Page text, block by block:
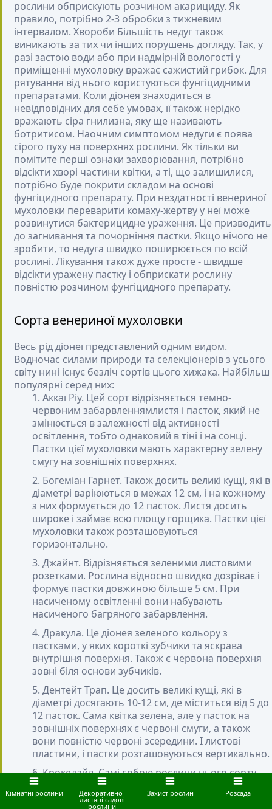
рослини обприскують розчином акарициду. Як
правило, потрібно 2-3 обробки з тижневим
інтервалом. Хвороби Більшість недуг також
виникають за тих чи інших порушень догляду. Так, у
разі застою води або при надмірній вологості у
приміщенні мухоловку вражає сажистий грибок. Для
рятування від нього користуються фунгіцидними
препаратами. Коли діонея знаходиться в
невідповідних для себе умовах, її також нерідко
вражають сіра гнилизна, яку ще називають
ботритисом. Наочним симптомом недуги є поява
сірого пуху на поверхнях рослини. Як тільки ви
помітите перші ознаки захворювання, потрібно
відсікти хворі частини квітки, а ті, що залишилися,
потрібно буде покрити складом на основі
фунгіцидного препарату. При нездатності венериної
мухоловки переварити комаху-жертву у неї може
розвинутися бактерицидне ураження. Це призводить
до загнивання та почорніння пастки. Якщо нічого не
зробити, то недуга швидко поширюється по всій
рослині. Лікування також дуже просте - швидше
відсікти уражену пастку і обприскати рослину
повністю розчином фунгіцидного препарату.
Сорта венериної мухоловки
Весь рід діонеї представлений одним видом.
Водночас силами природи та селекціонерів з усього
світу нині існує безліч сортів цього хижака. Найбільш
популярні серед них:
Аккаї Ріу. Цей сорт відрізняється темно-
червоним забарвленнямлистя і пасток, який не
змінюється в залежності від активності
освітлення, тобто однаковий в тіні і на сонці.
Пастки цієї мухоловки мають характерну зелену
смугу на зовнішніх поверхнях.
Богеміан Гарнет. Також досить великі кущі, які в
діаметрі варіюються в межах 12 см, і на кожному
з них формується до 12 пасток. Листя досить
широке і займає всю площу горщика. Пастки цієї
мухоловки також розташовуються
горизонтально.
Джайнт. Відрізняється зеленими листовими
розетками. Рослина відносно швидко дозріває і
формує пастки довжиною більше 5 см. При
насиченому освітленні вони набувають
насиченого багряного забарвлення.
Дракула. Це діонея зеленого кольору з
пастками, у яких короткі зубчики та яскрава
внутрішня поверхня. Також є червона поверхня
зовні біля основи зубчиків.
Дентейт Трап. Це досить великі кущі, які в
діаметрі досягають 10-12 см, де міститься від 5 до
12 пасток. Сама квітка зелена, але у пасток на
зовнішніх поверхнях є червоні смуги, а також
вони повністю червоні зсередини. І листові
пластини, і пастки розташовуються вертикально.
Крокедайл. Самі собою рослини цього сорту
зелені. У пасток спочатку блідо-рожеві внутрішні
поверхні, але згодом вони цілком червоніють.
Кімнатні рослини Декоративно-
листяні садові
рослини
Захист рослин Розсада